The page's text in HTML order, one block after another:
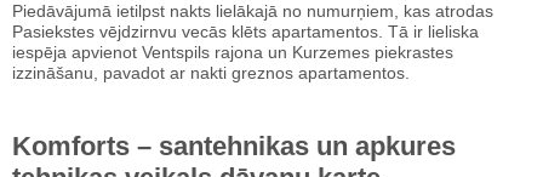
Piedāvājumā ietilpst nakts lielākajā no numurņiem, kas atrodas
Pasiekstes vējdzirnvu vecās klēts apartamentos. Tā ir lieliska
iespēja apvienot Ventspils rajona un Kurzemes piekrastes
izzināšanu, pavadot ar nakti greznos apartamentos.
Komforts – santehnikas un apkures